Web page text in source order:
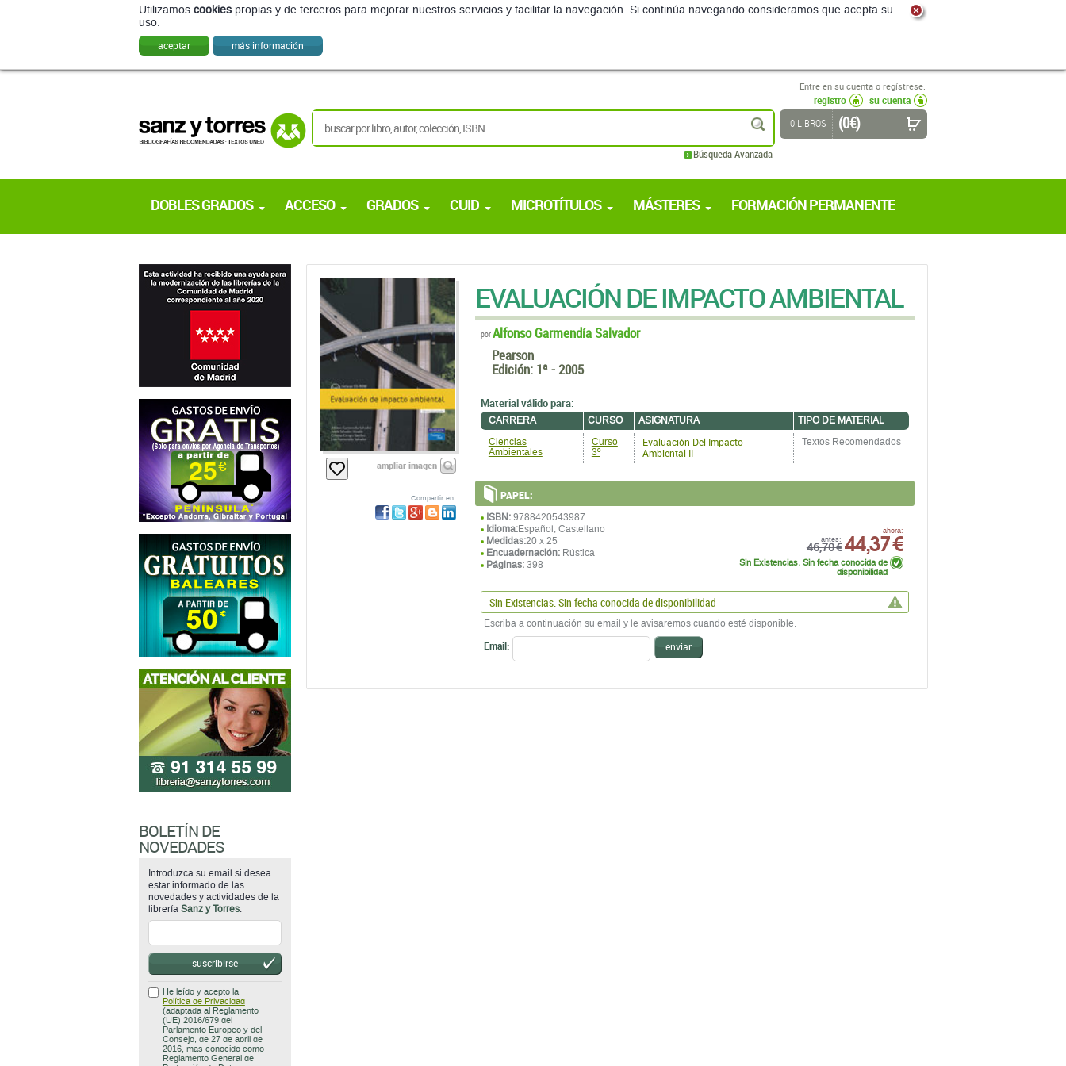
Utilizamos cookies propias y de terceros para mejorar nuestros servicios y facilitar la navegación. Si continúa navegando consideramos que acepta su
uso.
aceptar más información
Entre en su cuenta o regístrese.
registro
su cuenta
buscar
Búsqueda Avanzada
0 LIBROS (0 €)
DOBLES GRADOS ACCESO GRADOS CUID MICROTÍTULOS MÁSTERES FORMACIÓN PERMANENTE
EVALUACIÓN DE IMPACTO AMBIENTAL
ampliar imagen
Compartir en:
porAlfonso Garmendía Salvador
Pearson
Edición: 1ª - 2005
Material válido para:
CARRERA CURSO ASIGNATURA
TIPO DE MATERIAL
Ciencias
Ambientales
Curso
3º
Evaluación Del Impacto
Ambiental II
Textos Recomendados
PAPEL:
ISBN:9788420543987
Idioma:Español, Castellano
Medidas:20 x 25
Encuadernación:Rústica
Páginas:398
antes:
46,70 €
ahora:
44,37 €
Sin Existencias. Sin fecha conocida de
disponibilidad
Sin Existencias. Sin fecha conocida de disponibilidad
Escriba a continuación su email y le avisaremos cuando esté disponible.
Email: enviar
BOLETÍN DE
NOVEDADES
Introduzca su email si desea
estar informado de las
novedades y actividades de la
librería Sanz y Torres.
suscribirse
He leído y acepto la
Política de Privacidad
(adaptada al Reglamento
(UE) 2016/679 del
Parlamento Europeo y del
Consejo, de 27 de abril de
2016, mas conocido como
Reglamento General de